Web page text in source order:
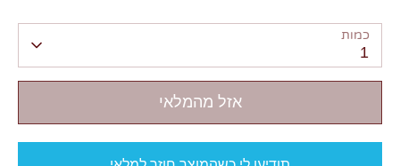
כמות
1
אזל מהמלאי